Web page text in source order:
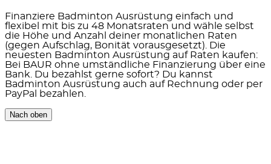
Finanziere Badminton Ausrüstung einfach und
flexibel mit bis zu 48 Monatsraten und wähle selbst
die Höhe und Anzahl deiner monatlichen Raten
(gegen Aufschlag, Bonität vorausgesetzt). Die
neuesten Badminton Ausrüstung auf Raten kaufen:
Bei BAUR ohne umständliche Finanzierung über eine
Bank. Du bezahlst gerne sofort? Du kannst
Badminton Ausrüstung auch auf Rechnung oder per
PayPal bezahlen.
Nach oben